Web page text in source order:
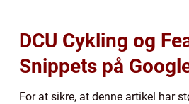
DCU Cykling og
Snippets på
For at sikre, at denne artikel har